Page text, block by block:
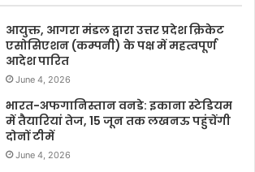
आयुक्त, आगरा मंडल द्वारा उत्तर प्रदेश क्रिकेट
एसोसिएशन (कम्पनी) के पक्ष में महत्वपूर्ण
आदेश पारित
June 4, 2026
भारत-अफगानिस्तान वनडे: इकाना स्टेडियम
में तैयारियां तेज, 15 जून तक लखनऊ पहुंचेंगी
दोनों टीमें
June 4, 2026